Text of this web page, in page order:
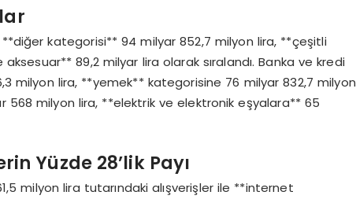
kategorisi** 94 milyar 852,7 milyon lira, **çeşitli
89,2 milyar lira olarak sıralandı. Banka ve kredi
milyon lira, **yemek** kategorisine 76 milyar 832,7 milyon
568 milyon lira, **elektrik ve elektronik eşyalara** 65
Yüzde 28’lik Payı
milyon lira tutarındaki alışverişler ile **internet